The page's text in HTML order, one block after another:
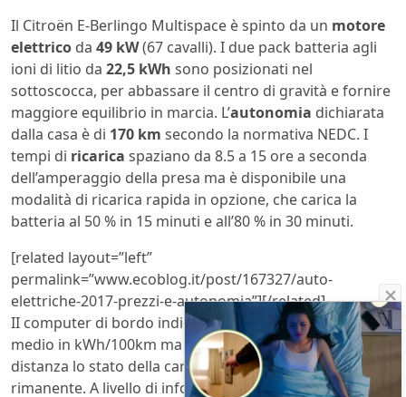
Il Citroën E-Berlingo Multispace è spinto da un motore
elettrico da 49 kW(67 cavalli). I due pack batteria agli
ioni di litio da 22,5 kWh sono posizionati nel
sottoscocca, per abbassare il centro di gravità e fornire
maggiore equilibrio in marcia. L’autonomia dichiarata
dalla casa è di 170 km secondo la normativa NEDC. I
tempi di ricarica spaziano da 8.5 a 15 ore a seconda
dell’amperaggio della presa ma è disponibile una
modalità di ricarica rapida in opzione, che carica la
batteria al 50 % in 15 minuti e all’80 % in 30 minuti.
[related layout=”left”
permalink=”www.ecoblog.it/post/167327/auto-
elettriche-2017-prezzi-e-autonomia”][/related]
II computer di bordo indica l’autonomiae ilconsumo
medio in kWh/100km ma è anche possibile conoscere a
distanza lo stato della carica e il tempo di ricarica
rimanente. A livello di infotainment, il Citroën E-Berlingo